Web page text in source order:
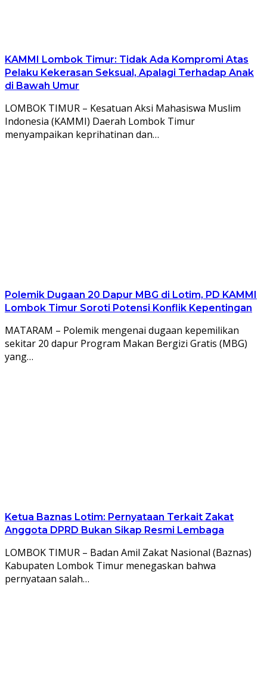
KAMMI Lombok Timur: Tidak Ada Kompromi Atas
Pelaku Kekerasan Seksual, Apalagi Terhadap Anak
di Bawah Umur
LOMBOK TIMUR – Kesatuan Aksi Mahasiswa Muslim
Indonesia (KAMMI) Daerah Lombok Timur
menyampaikan keprihatinan dan…
Polemik Dugaan 20 Dapur MBG di Lotim, PD KAMMI
Lombok Timur Soroti Potensi Konflik Kepentingan
MATARAM – Polemik mengenai dugaan kepemilikan
sekitar 20 dapur Program Makan Bergizi Gratis (MBG)
yang…
Ketua Baznas Lotim: Pernyataan Terkait Zakat
Anggota DPRD Bukan Sikap Resmi Lembaga
LOMBOK TIMUR – Badan Amil Zakat Nasional (Baznas)
Kabupaten Lombok Timur menegaskan bahwa
pernyataan salah…